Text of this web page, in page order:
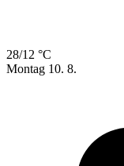
28/12 °C
Montag 10. 8.